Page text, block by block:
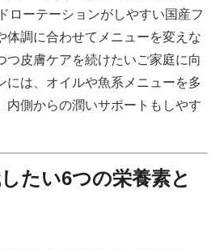
ローテーションがしやすい国産フ
体調に合わせてメニューを変えな
つ皮膚ケアを続けたいご家庭に向
には、オイルや魚系メニューを多
内側からの潤いサポートもしやす
たい6つの栄養素と